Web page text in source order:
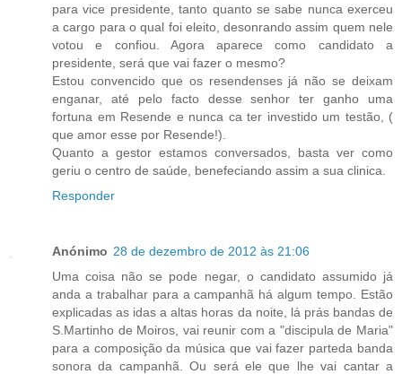
para vice presidente, tanto quanto se sabe nunca exerceu
a cargo para o qual foi eleito, desonrando assim quem nele
votou e confiou. Agora aparece como candidato a
presidente, será que vai fazer o mesmo?
Estou convencido que os resendenses já não se deixam
enganar, até pelo facto desse senhor ter ganho uma
fortuna em Resende e nunca ca ter investido um testão, (
que amor esse por Resende!).
Quanto a gestor estamos conversados, basta ver como
geriu o centro de saúde, benefeciando assim a sua clinica.
Responder
Anónimo 28 de dezembro de 2012 às 21:06
Uma coisa não se pode negar, o candidato assumido já
anda a trabalhar para a campanhã há algum tempo. Estão
explicadas as idas a altas horas da noite, lá prás bandas de
S.Martinho de Moiros, vai reunir com a "discipula de Maria"
para a composição da música que vai fazer parteda banda
sonora da campanhã. Ou será ele que lhe vai cantar a